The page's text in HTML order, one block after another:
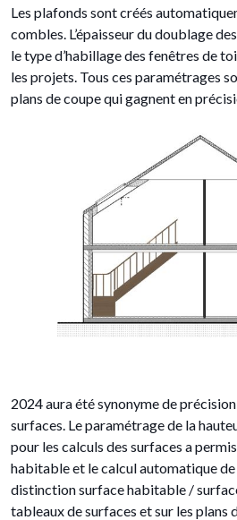
Les plafonds sont créés
combles. L’épaisseur du doublage
le type d’habillage des fenêtres de
les projets. Tous ces paramétrages
plans de coupe qui gagnent en
2024 aura été synonyme de
surfaces. Le paramétrage de la
pour les calculs des surfaces a
habitable et le calcul automatique de
distinction surface habitable /
tableaux de surfaces et sur les plans